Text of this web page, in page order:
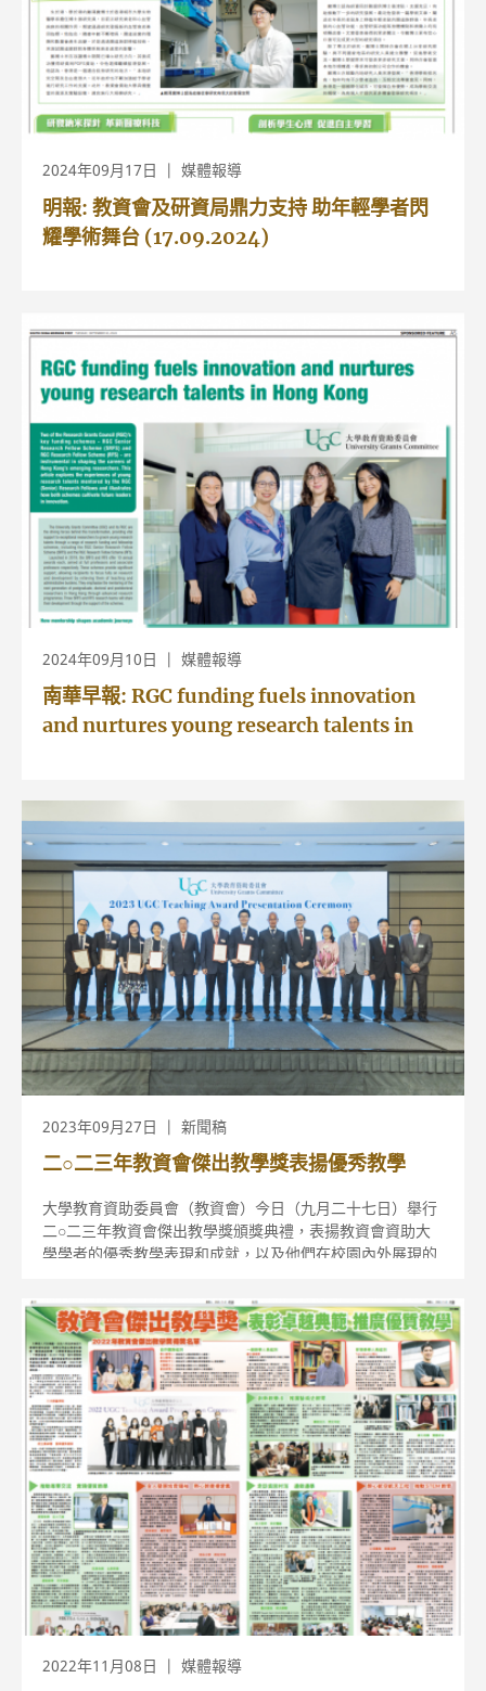
2024年09月17日 媒體報導
明報: 教資會及研資局鼎力支持 助年輕學者閃
耀學術舞台 (17.09.2024)
2024年09月10日 媒體報導
南華早報: RGC funding fuels innovation
and nurtures young research talents in
2023年09月27日 新聞稿
二○二三年教資會傑出教學獎表揚優秀教學
大學教育資助委員會（教資會）今日（九月二十七日）舉行
二○二三年教資會傑出教學獎頒獎典禮，表揚教資會資助大
學學者的優秀教學表現和成就，以及他們在校園內外展現的
2022年11月08日 媒體報導